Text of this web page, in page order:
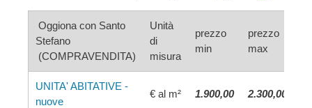
Oggiona con Santo
Stefano
(COMPRAVENDITA)
Unità
di
misura
prezzo
min
prezzo
max
UNITA' ABITATIVE -
nuove
€ al m² 1.900,00 2.300,00